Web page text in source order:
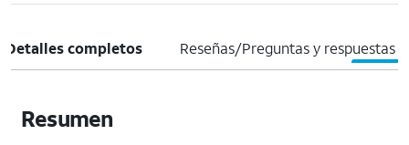
Detalles completos Reseñas/Preguntas y respuestas
Resumen